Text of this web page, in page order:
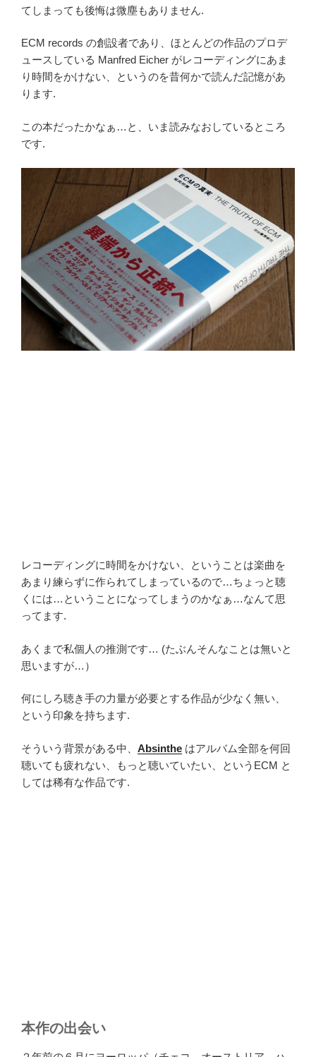
てしまっても後悔は微塵もありません.
ECM records の創設者であり、ほとんどの作品のプロデ
ュースしている Manfred Eicher がレコーディングにあま
り時間をかけない、というのを昔何かで読んだ記憶があ
ります.
この本だったかなぁ…と、いま読みなおしているところ
です.
レコーディングに時間をかけない、ということは楽曲を
あまり練らずに作られてしまっているので…ちょっと聴
くには…ということになってしまうのかなぁ…なんて思
ってます.
あくまで私個人の推測です… (たぶんそんなことは無いと
思いますが…）
何にしろ聴き手の力量が必要とする作品が少なく無い、
という印象を持ちます.
そういう背景がある中、 Absinthe はアルバム全部を何回
聴いても疲れない、もっと聴いていたい、というECM と
しては稀有な作品です.
本作の出会い